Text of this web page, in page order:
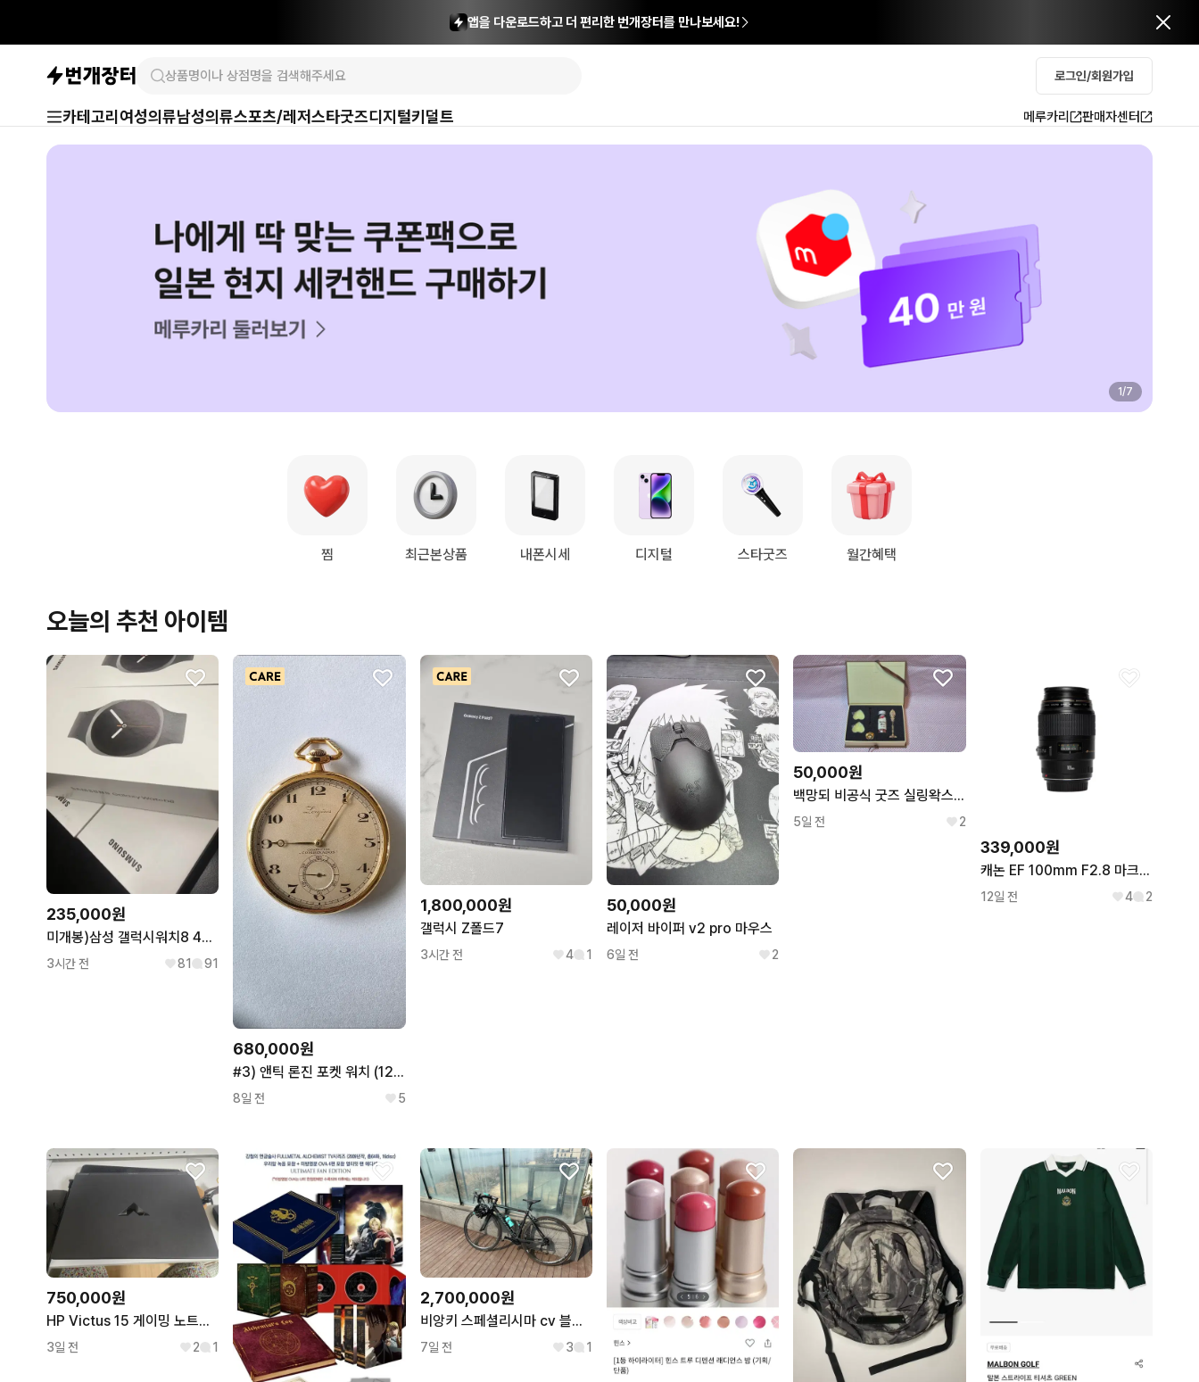
앱을 다운로드하고 더 편리한 번개장터를 만나보세요!
로그인/회원가입
카테고리 여성의류남성의류스포츠/레저스타굿즈디지털키덜트 메루카리 판매자센터
2/7
찜 최근본상품 내폰시세 디지털 스타굿즈 월간혜택
오늘의 추천 아이템
235,000원
미개봉)삼성 갤럭시워치8 40mm 실버,그라파이트
3시간 전 81 91
680,000원
#3) 앤틱 론진 포켓 워치 (120년)
8일 전 5
1,800,000원
갤럭시 Z폴드7
3시간 전 4 1
50,000원
레이저 바이퍼 v2 pro 마우스
6일 전 2
50,000원
백망되 비공식 굿즈 실링왁스 + 기타 굿즈
5일 전 2
339,000원
캐논 EF 100mm F2.8 마크로렌즈 USM (0316)
12일 전 4 2
750,000원
HP Victus 15 게이밍 노트북 판매합니다 / RTX 3050 / i5-13420H / RAM 16GB / 신품급
3일 전 2 1
2,700,000원
비앙키 스페셜리시마 cv 블랙 50사이즈
7일 전 3 1